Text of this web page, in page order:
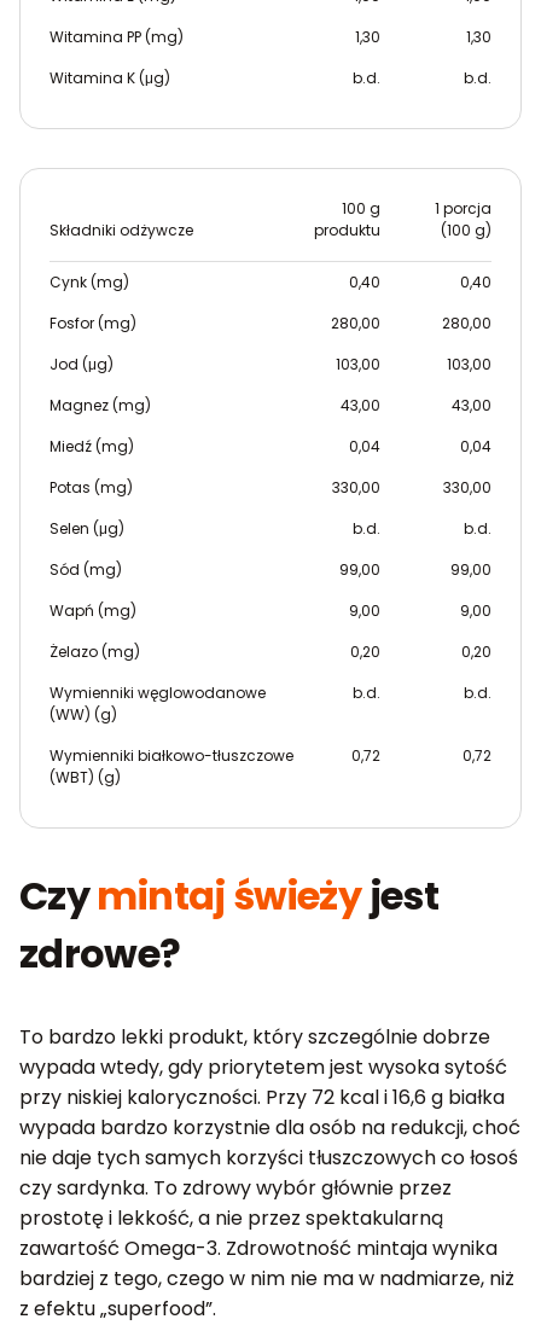
Witamina PP (mg)
1,30
1,30
Witamina K (μg)
b.d. b.d.
Składniki odżywcze
100 g
produktu
1 porcja
(100 g)
Cynk (mg) 0,40
0,40
Fosfor (mg)
280,00
280,00
Jod (μg)
103,00
103,00
Magnez (mg)
43,00
43,00
Miedź (mg)
0,04
0,04
Potas (mg)
330,00
330,00
Selen (μg)
b.d.
b.d.
Sód (mg)
99,00
99,00
Wapń (mg)
9,00
9,00
Żelazo (mg)
0,20
0,20
Wymienniki węglowodanowe
(WW) (g)
b.d. b.d.
Wymienniki białkowo-tłuszczowe
(WBT) (g)
0,72 0,72
Czymintaj świeżyjest
zdrowe?
To bardzo lekki produkt, który szczególnie dobrze
wypada wtedy, gdy priorytetem jest wysoka sytość
przy niskiej kaloryczności. Przy 72 kcal i 16,6 g białka
wypada bardzo korzystnie dla osób na redukcji, choć
nie daje tych samych korzyści tłuszczowych co łosoś
czy sardynka. To zdrowy wybór głównie przez
prostotę i lekkość, a nie przez spektakularną
zawartość Omega-3. Zdrowotność mintaja wynika
bardziej z tego, czego w nim nie ma w nadmiarze, niż
z efektu „superfood”.